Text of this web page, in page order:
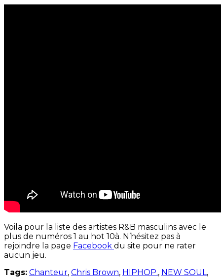
Voila pour la liste des artistes R&B masculins avec le
plus de numéros 1 au hot 10à. N’hésitez pas à
rejoindre la page Facebook du site pour ne rater
aucun jeu.
Tags: Chanteur, Chris Brown, HIPHOP., NEW SOUL,